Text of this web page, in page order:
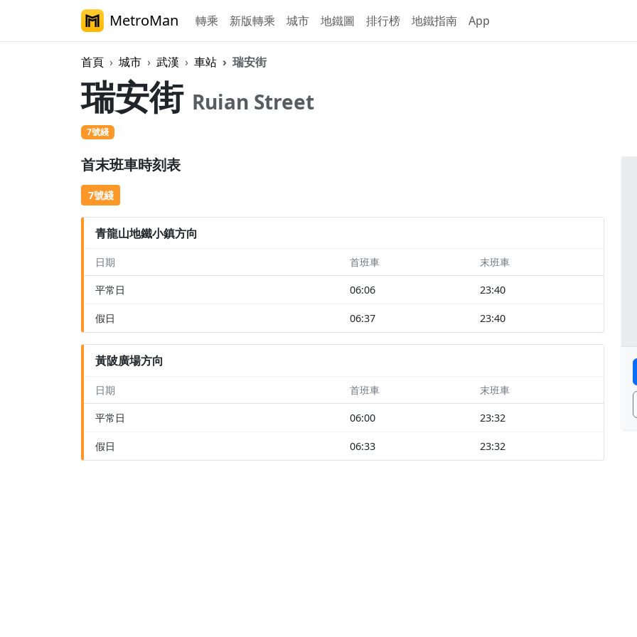
MetroMan 轉乘 新版轉乘 城市 地鐵圖 排行榜 地鐵指南 App
首頁 城市 武漢 車站 瑞安街
瑞安街 Ruian Street
7號綫
首末班車時刻表
7號綫
青龍山地鐵小鎮方向
日期 首班車 末班車
平常日 06:06 23:40
假日 06:37 23:40
黃陂廣場方向
日期 首班車 末班車
平常日 06:00 23:32
假日 06:33 23:32